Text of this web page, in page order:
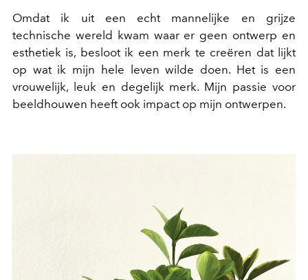
Omdat ik uit een echt mannelijke en grijze
technische wereld kwam waar er geen ontwerp en
esthetiek is, besloot ik een merk te creëren dat lijkt
op wat ik mijn hele leven wilde doen. Het is een
vrouwelijk, leuk en degelijk merk. Mijn passie voor
beeldhouwen heeft ook impact op mijn ontwerpen.